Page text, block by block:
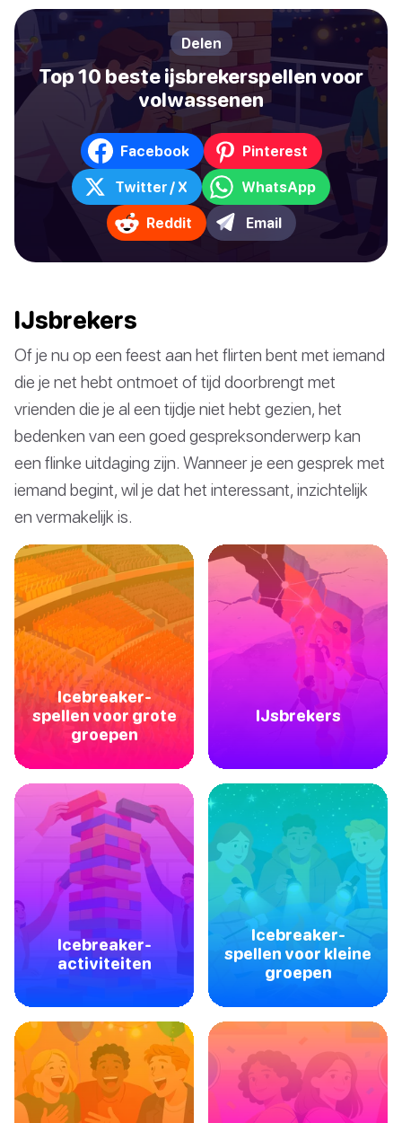
Delen
Top 10 beste ijsbrekerspellen voor
volwassenen
Facebook Pinterest
Twitter / X WhatsApp
Reddit Email
IJsbrekers
Of je nu op een feest aan het flirten bent met iemand
die je net hebt ontmoet of tijd doorbrengt met
vrienden die je al een tijdje niet hebt gezien, het
bedenken van een goed gespreksonderwerp kan
een flinke uitdaging zijn. Wanneer je een gesprek met
iemand begint, wil je dat het interessant, inzichtelijk
en vermakelijk is.
Icebreaker-
spellen voor grote
groepen
IJsbrekers
Icebreaker-
activiteiten
Icebreaker-
spellen voor kleine
groepen